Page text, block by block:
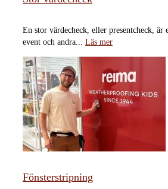
En stor värdecheck, eller presentcheck, är
event och andra... Läs mer
Fönsterstripning